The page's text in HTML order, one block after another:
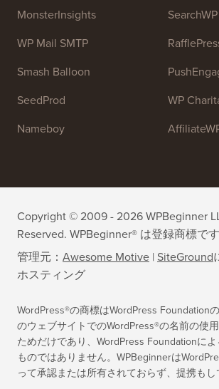
MonsterInsights
WP Mail SMTP
Smash Balloon
SeedProd
Nameboy
SearchWP
WP
Copyright © 2009 - 2026 WPBeginner
Reserved. WPBeginner® は登録商標です
管理元： Awesome Motive | SiteGround
ホスティング
WordPress®の商標はWordPress Foundation
のウェブサイトでのWordPress®の名前の使
ためだけであり、WordPress Foundationに
ものではありません。WPBeginnerは
って承認または所有されておらず、提携もし